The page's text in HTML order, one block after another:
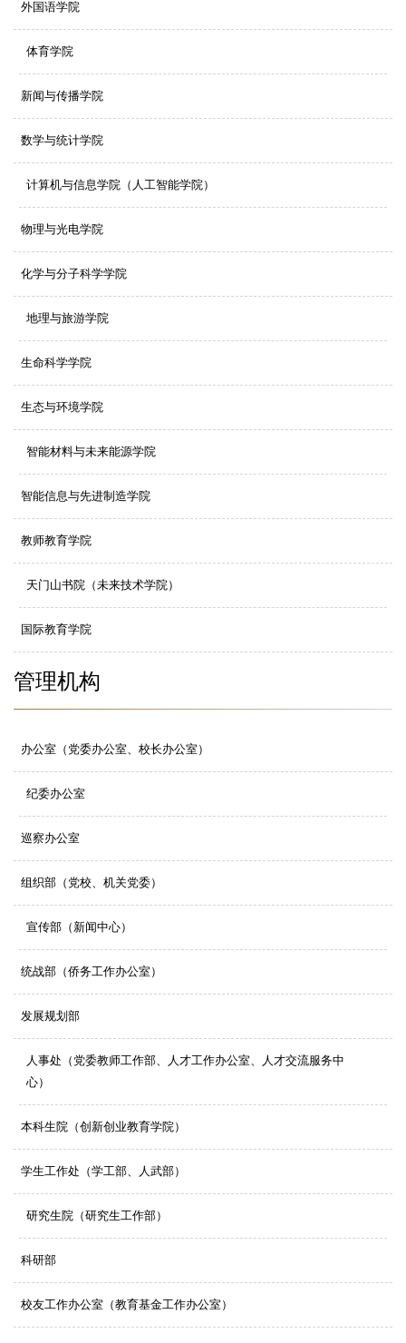
外国语学院
体育学院
新闻与传播学院
数学与统计学院
计算机与信息学院（人工智能学院）
物理与光电学院
化学与分子科学学院
地理与旅游学院
生命科学学院
生态与环境学院
智能材料与未来能源学院
智能信息与先进制造学院
教师教育学院
天门山书院（未来技术学院）
国际教育学院
管理机构
办公室（党委办公室、校长办公室）
纪委办公室
巡察办公室
组织部（党校、 机关党委）
宣传部（新闻中心）
统战部（侨务工作办公室）
发展规划部
人事处（党委教师工作部、人才工作办公室、人才交流服务中
心）
本科生院（创新创业教育学院）
学生工作处（学工部、人武部）
研究生院（研究生工作部）
科研部
校友工作办公室 （教育基金工作办公室）